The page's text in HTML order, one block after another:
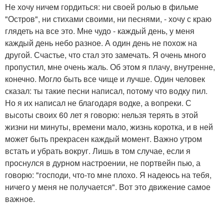
Не хочу ничем гордиться: ни своей ролью в фильме
"Остров", ни стихами своими, ни песнями, - хочу с краю
глядеть на все это. Мне чудо - каждый день, у меня
каждый день небо разное. А один день не похож на
другой. Счастье, что стал это замечать. Я очень много
пропустил, мне очень жаль. Об этом я плачу, внутренне,
конечно. Могло быть все чище и лучше. Один человек
сказал: ты такие песни написал, потому что водку пил.
Но я их написал не благодаря водке, а вопреки. С
высоты своих 60 лет я говорю: нельзя терять в этой
жизни ни минуты, времени мало, жизнь коротка, и в ней
может быть прекрасен каждый момент. Важно утром
встать и убрать вокруг. Лишь в том случае, если я
проснулся в дурном настроении, не портвейн пью, а
говорю: "господи, что-то мне плохо. Я надеюсь на тебя,
ничего у меня не получается". Вот это движение самое
важное.